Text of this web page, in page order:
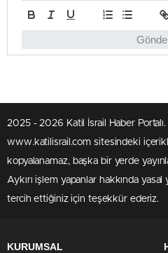
2025 - 2026 Katil İsrail Haber Portalı.
www.katilisrail.com sitesindeki
kopyalanamaz, başka bir yerde
Aykırı işlem yapanlar hakkında
tercih ettiğiniz için teşekkür ederiz.
KURUMSAL